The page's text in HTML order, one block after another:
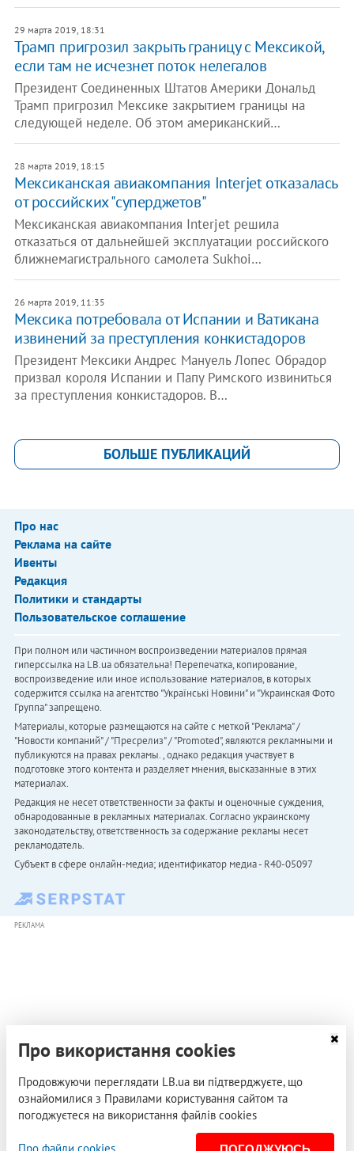
29 марта 2019, 18:31
Трамп пригрозил закрыть границу с Мексикой,
если там не исчезнет поток нелегалов
Президент Соединенных Штатов Америки Дональд
Трамп пригрозил Мексике закрытием границы на
следующей неделе. Об этом американский…
28 марта 2019, 18:15
Мексиканская авиакомпания Interjet отказалась
от российских "суперджетов"
Мексиканская авиакомпания Interjet решила
отказаться от дальнейшей эксплуатации российского
ближнемагистрального самолета Sukhoi…
26 марта 2019, 11:35
Мексика потребовала от Испании и Ватикана
извинений за преступления конкистадоров
Президент Мексики Андрес Мануель Лопес Обрадор
призвал короля Испании и Папу Римского извиниться
за преступления конкистадоров. В…
БОЛЬШЕ ПУБЛИКАЦИЙ
Про нас
Реклама на сайте
Ивенты
Редакция
Политики и стандарты
Пользовательское соглашение
При полном или частичном воспроизведении материалов прямая
гиперссылка на LB.ua обязательна! Перепечатка, копирование,
воспроизведение или иное использование материалов, в которых
содержится ссылка на агентство "Українськi Новини" и "Украинская Фото
Группа" запрещено.
Материалы, которые размещаются на сайте с меткой "Реклама" /
"Новости компаний" / "Пресрелиз" / "Promoted", являются рекламными и
публикуются на правах рекламы. , однако редакция участвует в
подготовке этого контента и разделяет мнения, высказанные в этих
материалах.
Редакция не несет ответственности за факты и оценочные суждения,
обнародованные в рекламных материалах. Согласно украинскому
законодательству, ответственность за содержание рекламы несет
рекламодатель.
Субъект в сфере онлайн-медиа; идентификатор медиа - R40-05097
РЕКЛАМА
Про використання cookies
Продовжуючи переглядати LB.ua ви підтверджуєте, що
ознайомилися з Правилами користування сайтом та
погоджуєтеся на використання файлів cookies